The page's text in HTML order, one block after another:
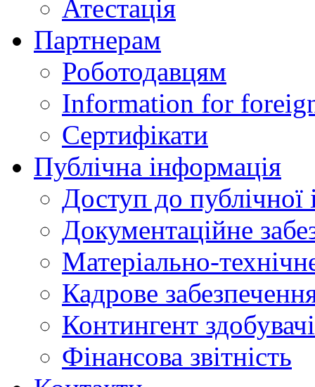
Атестація
Партнерам
Роботодавцям
Information for
Сертифікати
Публічна інформація
Доступ до публічної
Документаційне
Матеріально-
Кадрове
Контингент
Фінансова звітність